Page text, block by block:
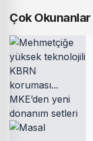
Çok Okunanlar